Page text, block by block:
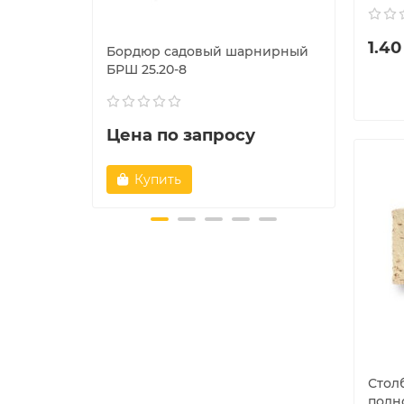
Бордюр садовый шарнирный
БРШ 25.20-8
Цена по запросу
Купить